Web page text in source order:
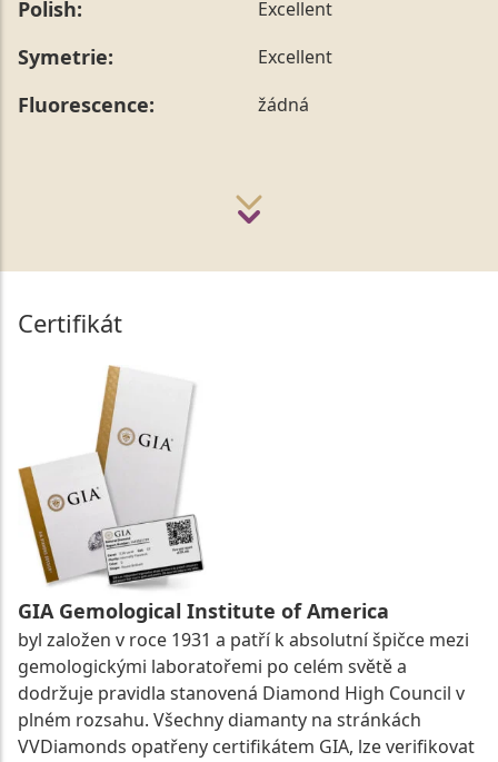
Polish: Excellent
Symetrie: Excellent
Fluorescence: žádná
Certifikát
GIA Gemological Institute of America
byl založen v roce 1931 a patří k absolutní špičce mezi
gemologickými laboratořemi po celém světě a
dodržuje pravidla stanovená Diamond High Council v
plném rozsahu. Všechny diamanty na stránkách
VVDiamonds opatřeny certifikátem GIA, lze verifikovat